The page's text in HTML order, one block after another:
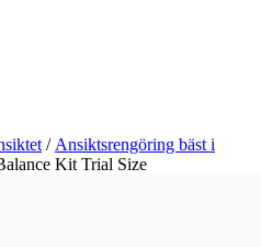
/Ansiktsrengöring bäst i
Kit Trial Size